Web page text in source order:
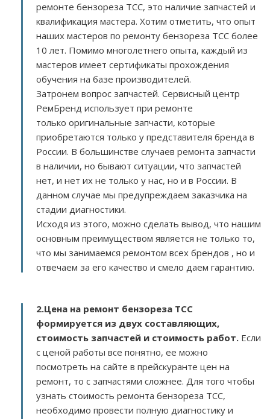
ремонте бензореза TCC, это наличие запчастей и
квалификация мастера. Хотим отметить, что опыт
наших мастеров по ремонту бензореза TCC более
10 лет. Помимо многолетнего опыта, каждый из
мастеров имеет сертификаты прохождения
обучения на базе производителей.
Затронем вопрос запчастей. Сервисный центр
РемБренд использует при ремонте
только оригинальные запчасти, которые
приобретаются только у представителя бренда в
России. В большинстве случаев ремонта запчасти
в наличии, но бывают ситуации, что запчастей
нет, и нет их не только у нас, но и в России. В
данном случае мы предупреждаем заказчика на
стадии диагностики.
Исходя из этого, можно сделать вывод, что нашим
основным преимуществом является не только то,
что мы занимаемся ремонтом всех брендов , но и
отвечаем за его качество и смело даем гарантию.
2.Цена на ремонт бензореза TCC
формируется из двух составляющих,
стоимость запчастей и стоимость работ. Если
с ценой работы все понятно, ее можно
посмотреть на сайте в прейскуранте цен на
ремонт, то с запчастями сложнее. Для того чтобы
узнать стоимость ремонта бензореза TCC,
необходимо провести полную диагностику и